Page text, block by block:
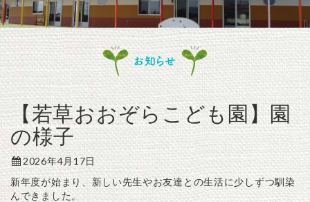
n
お知らせ
【若草おおぞらこども園】園
の様子
2026年4月17日
新年度が始まり、新しい先生やお友達との生活に少しずつ馴染
んできました。